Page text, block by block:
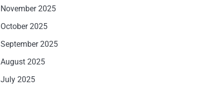
November 2025
October 2025
September 2025
August 2025
July 2025